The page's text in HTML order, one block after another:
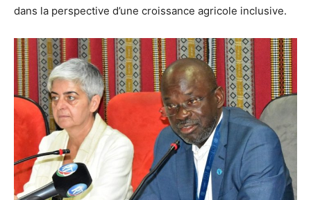
dans la perspective d’une croissance agricole inclusive.